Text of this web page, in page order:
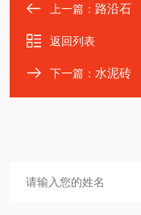
上一篇： 路沿石
返回列表
下一篇： 水泥砖